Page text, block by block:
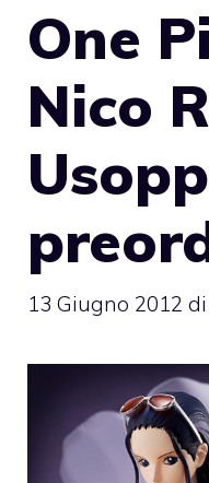
One
Nico
13 Giugno 2012 di